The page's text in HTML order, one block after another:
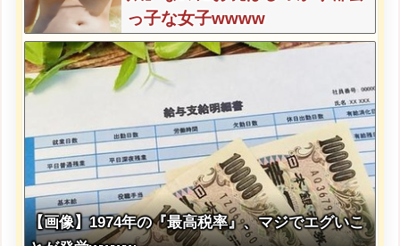
っ子な女子wwww
【画像】1974年の『最高税率』、マジでエグいこ